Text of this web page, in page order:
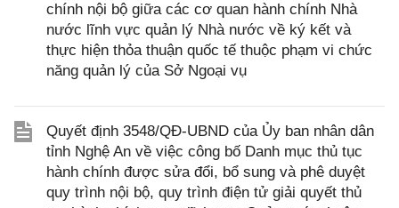
chính nội bộ giữa các cơ quan hành chính Nhà
nước lĩnh vực quản lý Nhà nước về ký kết và
thực hiện thỏa thuận quốc tế thuộc phạm vi chức
năng quản lý của Sở Ngoại vụ
Quyết định 3548/QĐ-UBND của Ủy ban nhân dân
tỉnh Nghệ An về việc công bố Danh mục thủ tục
hành chính được sửa đổi, bổ sung và phê duyệt
quy trình nội bộ, quy trình điện tử giải quyết thủ